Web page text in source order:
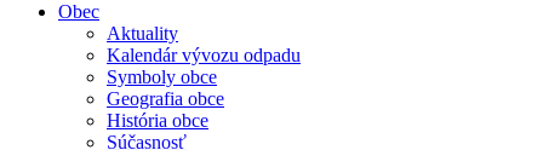
Obec
Aktuality
Kalendár vývozu odpadu
Symboly obce
Geografia obce
História obce
Súčasnosť